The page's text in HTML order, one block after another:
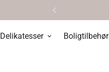
Delikatesser Boligtilbehør